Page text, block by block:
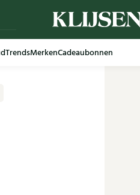
TrendsMerkenCadeaubonnen